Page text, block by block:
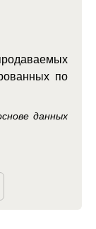
по
данных